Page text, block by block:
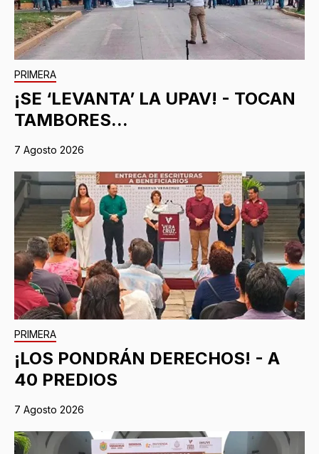
PRIMERA
¡SE ‘LEVANTA’ LA UPAV! - TOCAN
TAMBORES...
7 Agosto 2026
PRIMERA
¡LOS PONDRÁN DERECHOS! - A
40 PREDIOS
7 Agosto 2026